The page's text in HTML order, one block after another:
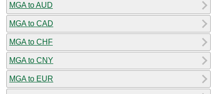
MGA to AUD
MGA to CAD
MGA to CHF
MGA to CNY
MGA to EUR